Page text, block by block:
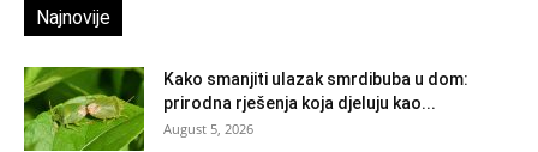
Najnovije
Kako smanjiti ulazak smrdibuba u dom:
prirodna rješenja koja djeluju kao...
August 5, 2026